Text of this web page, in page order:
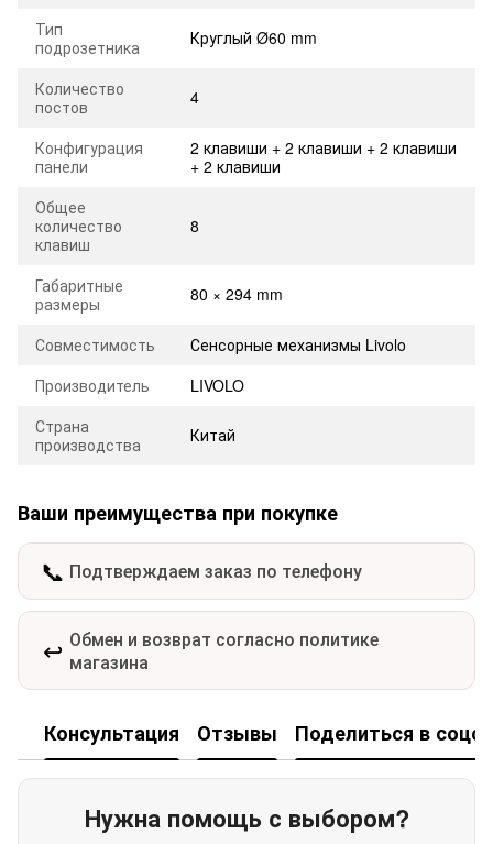
Тип
подрозетника
Круглый Ø60 mm
Количество
постов
4
Конфигурация
панели
2 клавиши + 2 клавиши + 2 клавиши
+ 2 клавиши
Общее
количество
клавиш
8
Габаритные
размеры
80 × 294 mm
Совместимость
Сенсорные механизмы Livolo
Производитель
LIVOLO
Страна
производства
Китай
Ваши преимущества при покупке
📞 Подтверждаем заказ по телефону
↩️ Обмен и возврат согласно политике
магазина
Консультация Отзывы Поделиться в
Нужна помощь с выбором?